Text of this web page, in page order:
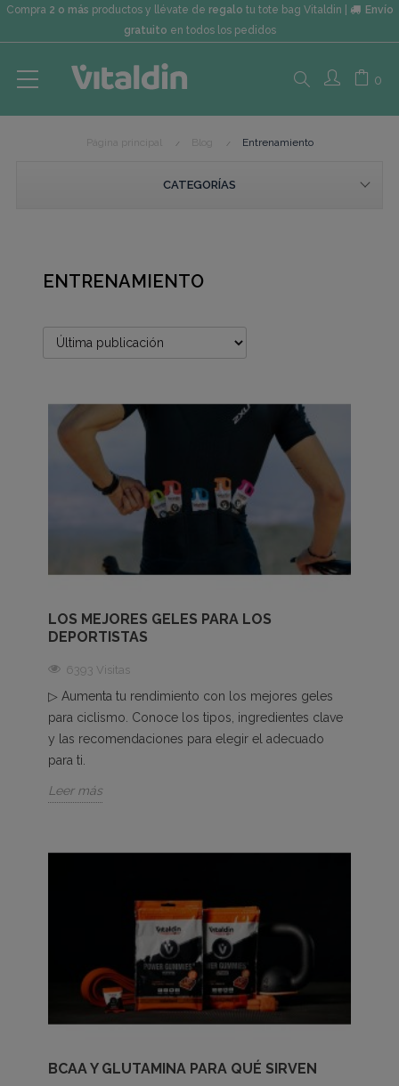
Compra 2 o más productos y llévate de regalo tu tote bag Vitaldin |
Envío
gratuito en todos los pedidos
Search
here...
0
Entrenamiento
CATEGORÍAS
ENTRENAMIENTO
LOS MEJORES GELES PARA LOS
DEPORTISTAS
6393 Visitas
▷ Aumenta tu rendimiento con los mejores geles
para ciclismo. Conoce los tipos, ingredientes clave
y las recomendaciones para elegir el adecuado
para ti.
Leer más
BCAA Y GLUTAMINA PARA QUÉ SIRVEN